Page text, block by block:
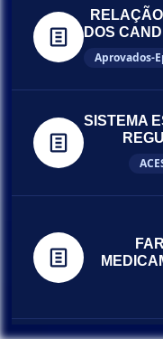
DOS
Aprovados-
SISTEMA